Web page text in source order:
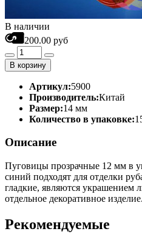
В наличии
200.00 руб
В корзину
Артикул:5900
Производитель:Китай
Размер:14 мм
Количество в упаковке:
Описание
Пуговицы прозрачные 12 мм в
синий подходят для отделки
гладкие, являются украшением
отдельное декоративное изделие.
Рекомендуемые